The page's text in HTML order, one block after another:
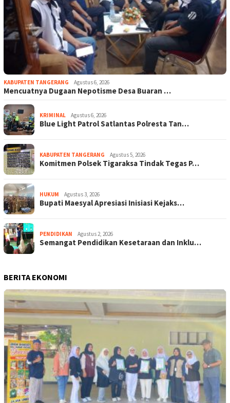
KABUPATEN TANGERANG Agustus 6, 2026
Mencuatnya Dugaan Nepotisme Desa Buaran …
KRIMINAL Agustus 6, 2026
Blue Light Patrol Satlantas Polresta Tan…
KABUPATEN TANGERANG Agustus 5, 2026
Komitmen Polsek Tigaraksa Tindak Tegas P…
HUKUM Agustus 3, 2026
Bupati Maesyal Apresiasi Inisiasi Kejaks…
PENDIDIKAN Agustus 2, 2026
Semangat Pendidikan Kesetaraan dan Inklu…
BERITA EKONOMI